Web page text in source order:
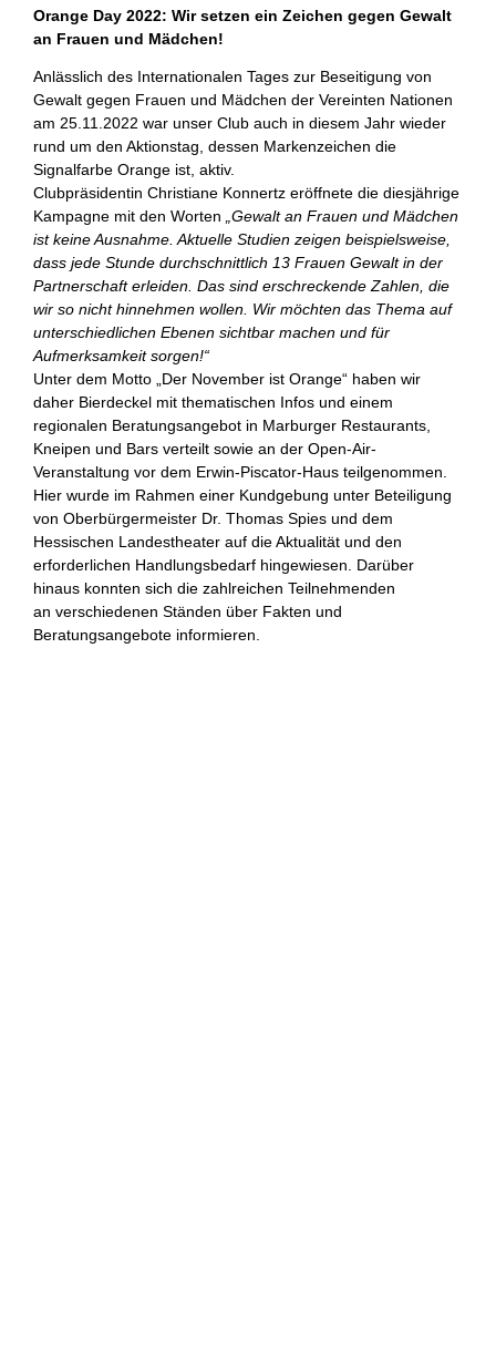
Orange Day 2022: Wir setzen ein Zeichen gegen Gewalt
an Frauen und Mädchen!
Anlässlich des Internationalen Tages zur Beseitigung von
Gewalt gegen Frauen und Mädchen der Vereinten Nationen
am 25.11.2022 war unser Club auch in diesem Jahr wieder
rund um den Aktionstag, dessen Markenzeichen die
Signalfarbe Orange ist, aktiv.
Clubpräsidentin Christiane Konnertz eröffnete die diesjährige
Kampagne mit den Worten
„Gewalt an Frauen und Mädchen
ist keine Ausnahme. Aktuelle Studien zeigen beispielsweise,
dass jede Stunde durchschnittlich 13 Frauen Gewalt in der
Partnerschaft erleiden. Das sind erschreckende Zahlen, die
wir so nicht hinnehmen wollen. Wir möchten das Thema auf
unterschiedlichen Ebenen sichtbar machen und für
Aufmerksamkeit sorgen!“
Unter dem Motto „Der November ist Orange“ haben wir
daher Bierdeckel mit thematischen Infos und einem
regionalen Beratungsangebot in Marburger Restaurants,
Kneipen und Bars verteilt sowie an der Open-Air-
Veranstaltung vor dem Erwin-Piscator-Haus teilgenommen.
Hier wurde im Rahmen einer Kundgebung unter Beteiligung
von Oberbürgermeister Dr. Thomas Spies und dem
Hessischen Landestheater auf die Aktualität und den
erforderlichen Handlungsbedarf hingewiesen. Darüber
hinaus konnten sich die zahlreichen Teilnehmenden
an verschiedenen Ständen über Fakten und
Beratungsangebote informieren.